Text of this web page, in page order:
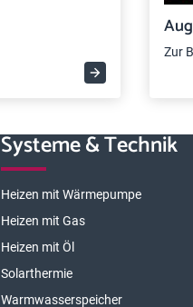
Zur
Systeme & Technik
Heizen mit Wärmepumpe
Heizen mit Gas
Heizen mit Öl
Solarthermie
Warmwasserspeicher